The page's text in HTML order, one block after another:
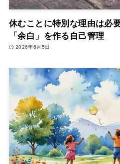
休むことに特別な理由は必
「余白」を作る自己管理
2026年6月5日